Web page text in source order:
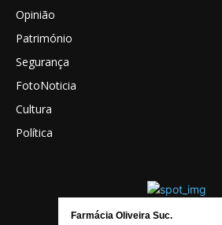
Opinião
Património
Segurança
FotoNoticia
Cultura
Política